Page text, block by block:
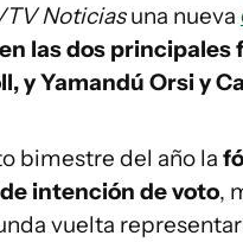
Noticiasuna nueva
las dos principales
y Yamandú Orsi y
bimestre del año la
intención de voto,
vuelta